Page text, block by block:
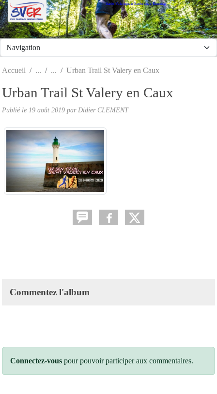
Stade Valeriquais Endurance Running
Accueil Urban Trail St Valery en Caux
Urban Trail St Valery en Caux
Publié le 19 août 2019 par Didier CLEMENT
Commentez l'album
Connectez-vous pour pouvoir participer aux commentaires.
Panneau de gestion des cookies